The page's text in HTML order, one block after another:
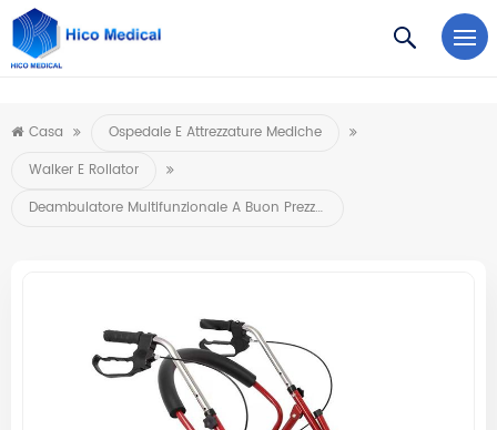
https://www.microsoft.com/en-us/microsoft-teams/log-in
Casa
Ospedale E Attrezzature Mediche
Walker E Rollator
Deambulatore Multifunzionale A Buon Prezzo Con Freno A Mano E Cestino Per Anziani